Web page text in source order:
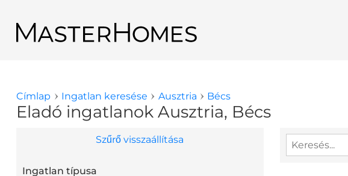
Vissza a keresési eredményekhez
Jelenlegi hely
Címlap Ingatlan keresése Ausztria Bécs
Eladó ingatlanok Ausztria, Bécs
Szűrő visszaállítása
Ingatlan típusa